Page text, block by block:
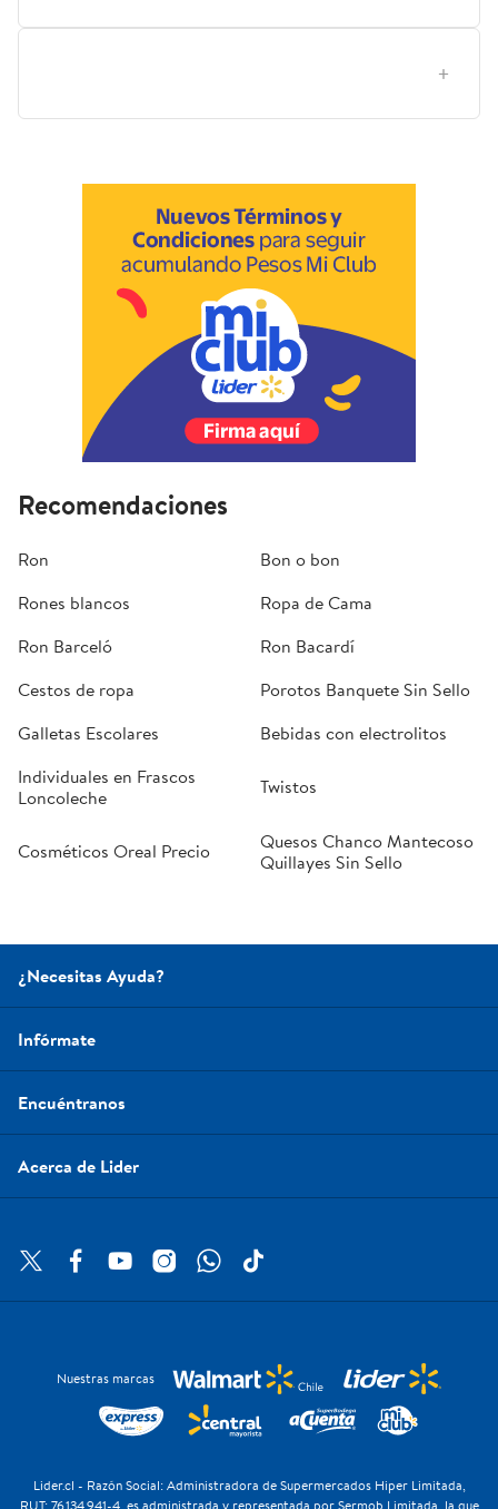
Recomendaciones
Ron
Bon o bon
Rones blancos
Ropa de Cama
Ron Barceló
Ron Bacardí
Cestos de ropa
Porotos Banquete Sin Sello
Galletas Escolares
Bebidas con electrolitos
Individuales en Frascos
Loncoleche
Twistos
Cosméticos Oreal Precio
Quesos Chanco Mantecoso
Quillayes Sin Sello
¿Necesitas Ayuda?
Infórmate
Encuéntranos
Acerca de Lider
Nuestras marcas
Lider.cl - Razón Social: Administradora de Supermercados Hiper Limitada,
RUT: 76.134.941-4, es administrada y representada por Sermob Limitada, la que